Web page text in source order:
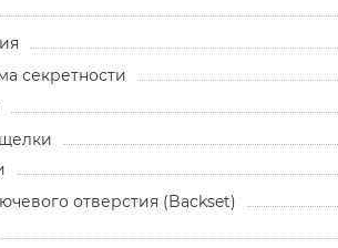
секретности
отверстия (Backset)